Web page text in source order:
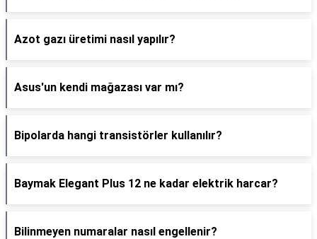
Azot gazı üretimi nasıl yapılır?
Asus'un kendi mağazası var mı?
Bipolarda hangi transistörler kullanılır?
Baymak Elegant Plus 12 ne kadar elektrik harcar?
Bilinmeyen numaralar nasıl engellenir?